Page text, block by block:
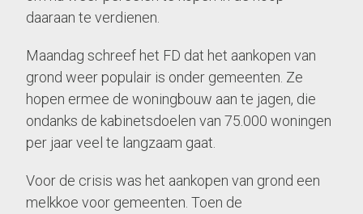
daaraan te verdienen.
Maandag schreef het FD dat het aankopen van
grond weer populair is onder gemeenten. Ze
hopen ermee de woningbouw aan te jagen, die
ondanks de kabinetsdoelen van 75.000 woningen
per jaar veel te langzaam gaat.
Voor de crisis was het aankopen van grond een
melkkoe voor gemeenten. Toen de